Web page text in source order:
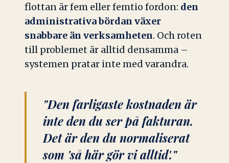
flottan är fem eller femtio fordon: den
administrativa bördan växer
snabbare än verksamheten. Och roten
till problemet är alltid densamma –
systemen pratar inte med varandra.
"Den farligaste kostnaden är
inte den du ser på fakturan.
Det är den du normaliserat
som 'så här gör vi alltid'."